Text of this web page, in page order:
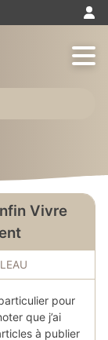
Vivre
pour
que j’ai
à publier